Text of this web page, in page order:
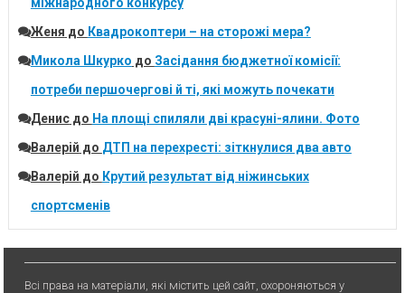
Женя до Квадрокоптери – на сторожі мера?
Микола Шкурко до Засідання бюджетної комісії:
потреби першочергові й ті, які можуть почекати
Денисдо На площі спиляли дві красуні-ялини. Фото
Валерій до ДТП на перехресті: зіткнулися два авто
Валерій до Крутий результат від ніжинських
спортсменів
Всі права на матеріали, які містить цей сайт, охороняються у